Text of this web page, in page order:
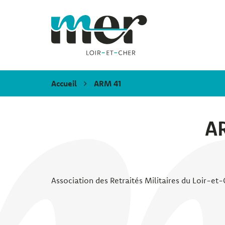
Mer
Accueil ARM 41
Association des Retraités Militaires du Loir-et-